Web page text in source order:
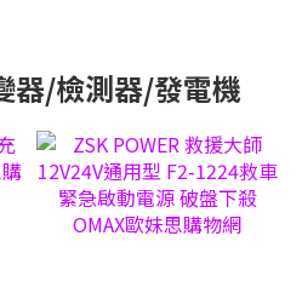
器/檢測器/發電機